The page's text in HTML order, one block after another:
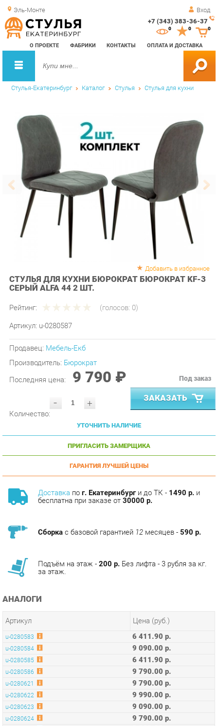
Эль-Монте Вход
+7 (343) 383-36-37
О ПРОЕКТЕ ФАБРИКИ КОНТАКТЫ ОПЛАТА И ДОСТАВКА
0 0
Стулья-Екатеринбург Каталог Стулья Стулья для кухни
Добавить в избранное
СТУЛЬЯ ДЛЯ КУХНИ БЮРОКРАТ БЮРОКРАТ KF-3
СЕРЫЙ ALFA 44 2 ШТ.
Артикул: u-0280587
Производитель:Бюрократ
Последняя цена: 9 790 ₽
- ЗАКАЗАТЬ
УТОЧНИТЬ НАЛИЧИЕ
ПРИГЛАСИТЬ ЗАМЕРЩИКА
ГАРАНТИЯ ЛУЧШЕЙ ЦЕНЫ
АНАЛОГИ
Артикул
u-0280583 6 411.90 р.
u-0280584 9 090.00 р.
u-0280585 6 411.90 р.
u-0280586 9 790.00 р.
9 790.00 р.
9 990.00 р.
9 790.00 р.